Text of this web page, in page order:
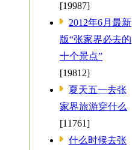
[19987]
2012年6月最新
版“张家界必去的
十个景点”
[19812]
夏天五一去张
家界旅游穿什么
[11761]
什么时候去张